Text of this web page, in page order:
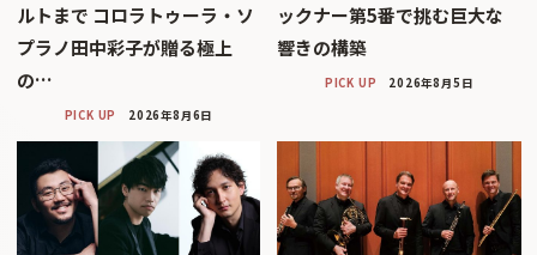
ルトまで コロラトゥーラ・ソ
プラノ田中彩子が贈る極上
の…
PICK UP 2026年8月6日
ックナー第5番で挑む巨大な
響きの構築
PICK UP 2026年8月5日